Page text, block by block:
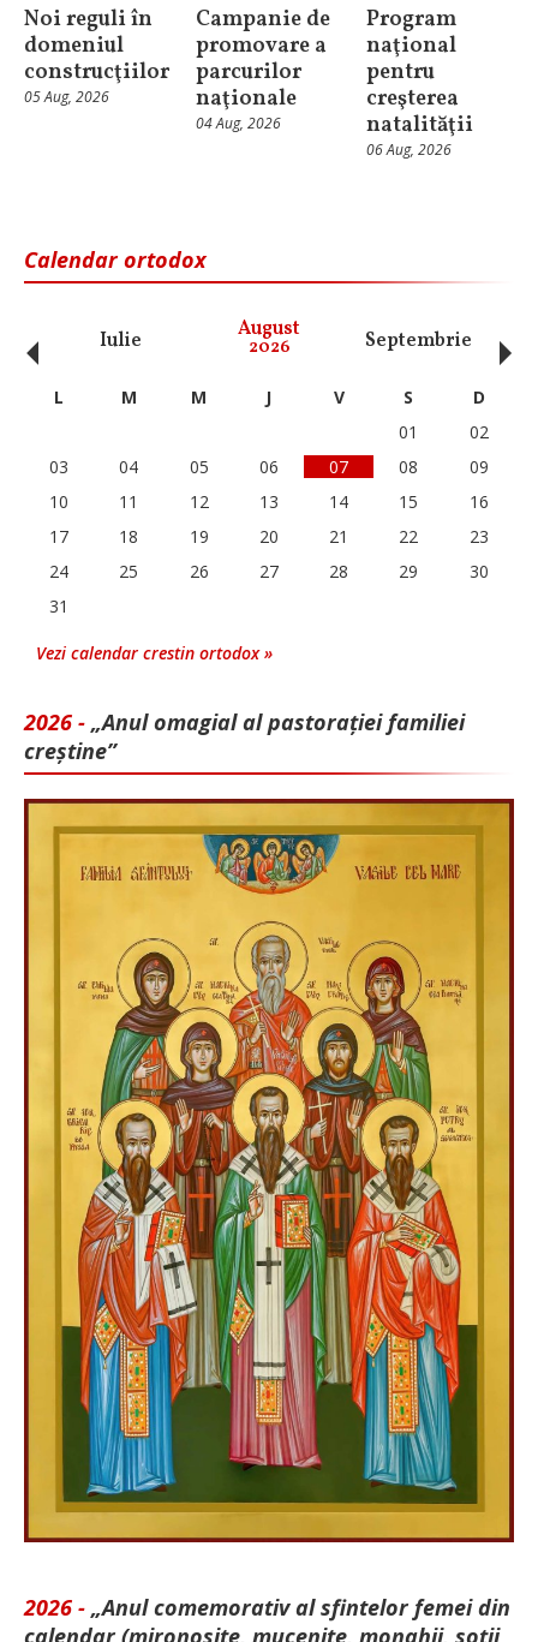
Noi reguli în
domeniul
construcţiilor
05 Aug, 2026
Campanie de
promovare a
parcurilor
naţionale
04 Aug, 2026
Program
naţional
pentru
creşterea
natalităţii
06 Aug, 2026
Calendar ortodox
Iulie August
2026 Septembrie
‹ L M M J V S
D
01
02
03
04 05 06 07 08
09
10
11 12 13 14 15
16
17
18 19 20 21 22
23
24
25 26 27 28 29
30
31
Vezi calendar crestin ortodox »
2026 - „Anul omagial al pastorației familiei
creștine”
2026 - „Anul comemorativ al sfintelor femei din
calendar (mironosițe, mu­cenițe, monahii, soții